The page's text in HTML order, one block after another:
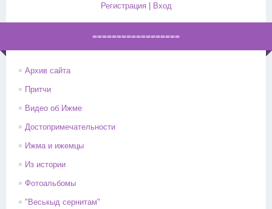
Регистрация| Вход
==================
Архив сайта
Притчи
Видео об Ижме
Достопримечательности
Ижма и ижемцы
Из истории
Фотоальбомы
"Веськыд сернитам"